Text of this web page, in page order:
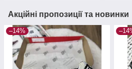
Акційні пропозиції та новинки
–14%